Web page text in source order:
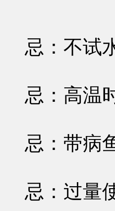
忌：不试
忌：高温
忌：带病
忌：过量